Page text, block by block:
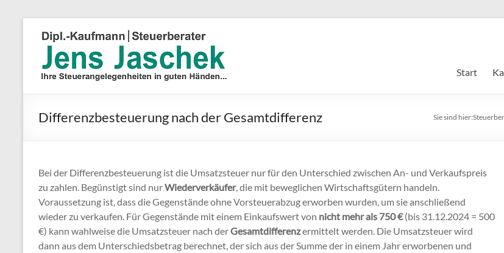
Start
Differenzbesteuerung nach der Gesamtdifferenz Sie sind hier:
Bei der Differenzbesteuerung ist die Umsatzsteuer nur für den Unterschied zwischen An- und Verkaufspreis
zu zahlen. Begünstigt sind nurWiederverkäufer, die mit beweglichen Wirtschaftsgütern handeln.
Voraussetzung ist, dass die Gegenstände ohne Vorsteuerabzug erworben wurden, um sie anschließend
wieder zu verkaufen. Für Gegenstände mit einem Einkaufswert von nicht mehr als 750 €(bis 31.12.2024 = 500
€) kann wahlweise die Umsatzsteuer nach derGesamtdifferenzermittelt werden. Die Umsatzsteuer wird
dann aus dem Unterschiedsbetrag berechnet, der sich aus der Summe der in einem Jahr erworbenen und